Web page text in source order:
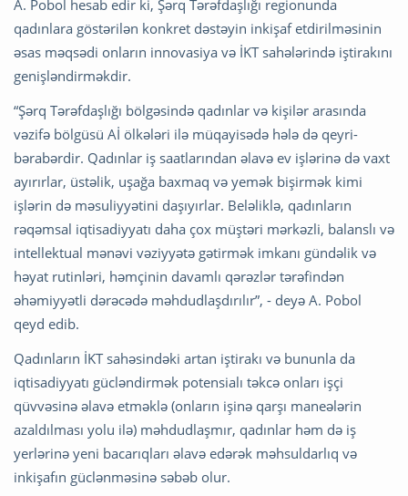
A. Pobol hesab edir ki, Şərq Tərəfdaşlığı regionunda
qadınlara göstərilən konkret dəstəyin inkişaf etdirilməsinin
əsas məqsədi onların innovasiya və İKT sahələrində iştirakını
genişləndirməkdir.
“Şərq Tərəfdaşlığı bölgəsində qadınlar və kişilər arasında
vəzifə bölgüsü Aİ ölkələri ilə müqayisədə hələ də qeyri-
bərabərdir. Qadınlar iş saatlarından əlavə ev işlərinə də vaxt
ayırırlar, üstəlik, uşağa baxmaq və yemək bişirmək kimi
işlərin də məsuliyyətini daşıyırlar. Beləliklə, qadınların
rəqəmsal iqtisadiyyatı daha çox müştəri mərkəzli, balanslı və
intellektual mənəvi vəziyyətə gətirmək imkanı gündəlik və
həyat rutinləri, həmçinin davamlı qərəzlər tərəfindən
əhəmiyyətli dərəcədə məhdudlaşdırılır”, - deyə A. Pobol
qeyd edib.
Qadınların İKT sahəsindəki artan iştirakı və bununla da
iqtisadiyyatı gücləndirmək potensialı təkcə onları işçi
qüvvəsinə əlavə etməklə (onların işinə qarşı maneələrin
azaldılması yolu ilə) məhdudlaşmır, qadınlar həm də iş
yerlərinə yeni bacarıqları əlavə edərək məhsuldarlıq və
inkişafın güclənməsinə səbəb olur.